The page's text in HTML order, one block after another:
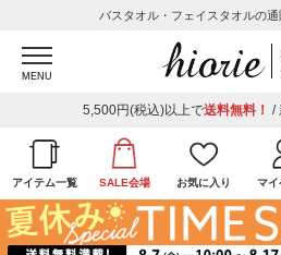
バスタオル・フェイスタオルの
MENU
5,500円(税込)以上で送料無料！ /
アイテム一覧 SALE会場 お気に入り マイ